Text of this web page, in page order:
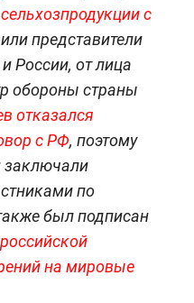
с
представители
России, от лица
обороны страны
отказался
с РФ, поэтому
заключали
по
был подписан
на мировые